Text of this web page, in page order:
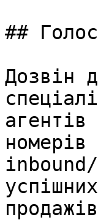
##
Дозвін
номерів